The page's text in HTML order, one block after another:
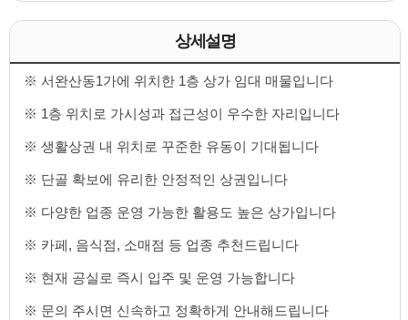
상세설명
※ 서완산동1가에 위치한 1층 상가 임대 매물입니다
※ 1층 위치로 가시성과 접근성이 우수한 자리입니다
※ 생활상권 내 위치로 꾸준한 유동이 기대됩니다
※ 단골 확보에 유리한 안정적인 상권입니다
※ 다양한 업종 운영 가능한 활용도 높은 상가입니다
※ 카페, 음식점, 소매점 등 업종 추천드립니다
※ 현재 공실로 즉시 입주 및 운영 가능합니다
※ 문의 주시면 신속하고 정확하게 안내해드립니다